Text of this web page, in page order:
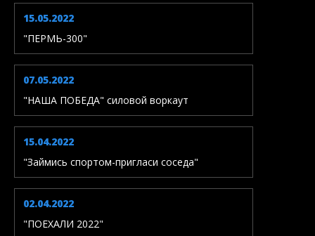
15.05.2022
"ПЕРМЬ-300"
07.05.2022
"НАША ПОБЕДА" силовой воркаут
15.04.2022
"Займись спортом-пригласи соседа"
02.04.2022
"ПОЕХАЛИ 2022"